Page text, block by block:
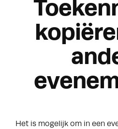
Het is mogelijk om in een